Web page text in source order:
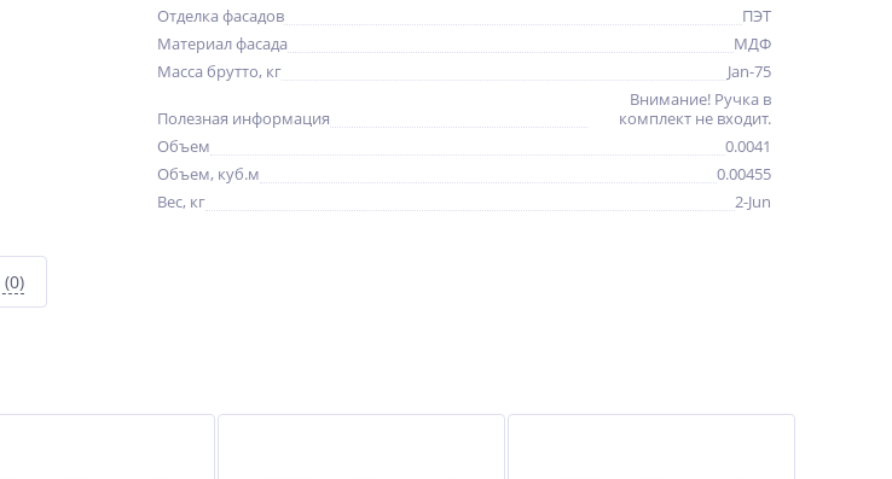
Отделка фасадов
ПЭТ
Материал фасада
МДФ
Масса брутто, кг
Jan-75
Полезная информация
Внимание! Ручка в
комплект не входит.
Объем
0.0041
Объем, куб.м
0.00455
Вес, кг
2-Jun
(0)